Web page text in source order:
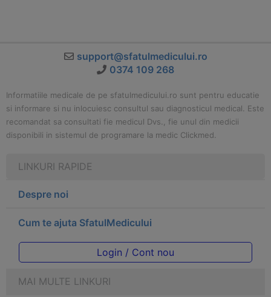
support@sfatulmedicului.ro
0374 109 268
Informatiile medicale de pe sfatulmedicului.ro sunt pentru educatie
si informare si nu inlocuiesc consultul sau diagnosticul medical. Este
recomandat sa consultati fie medicul Dvs., fie unul din medicii
disponibili in sistemul de programare la medic Clickmed.
LINKURI RAPIDE
Despre noi
Cum te ajuta SfatulMedicului
Login / Cont nou
MAI MULTE LINKURI